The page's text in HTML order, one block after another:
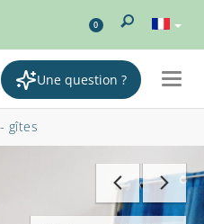
0
Une question ?
gîtes